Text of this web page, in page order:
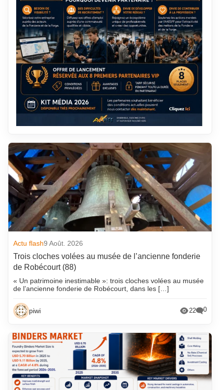
Actu flash9 Août. 2026
Trois cloches volées au musée de l’ancienne fonderie
de Robécourt (88)
« Un patrimoine inestimable »: trois cloches volées au musée
de l’ancienne fonderie de Robécourt, dans les […]
piwi 22 0